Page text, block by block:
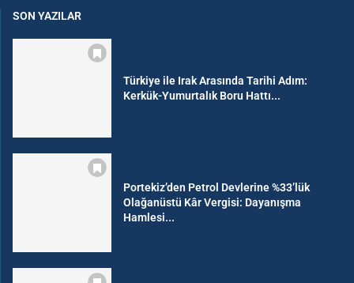
SON YAZILAR
Türkiye ile Irak Arasında Tarihi Adım:
Kerkük-Yumurtalık Boru Hattı...
Portekiz’den Petrol Devlerine %33’lük
Olağanüstü Kâr Vergisi: Dayanışma
Hamlesi...